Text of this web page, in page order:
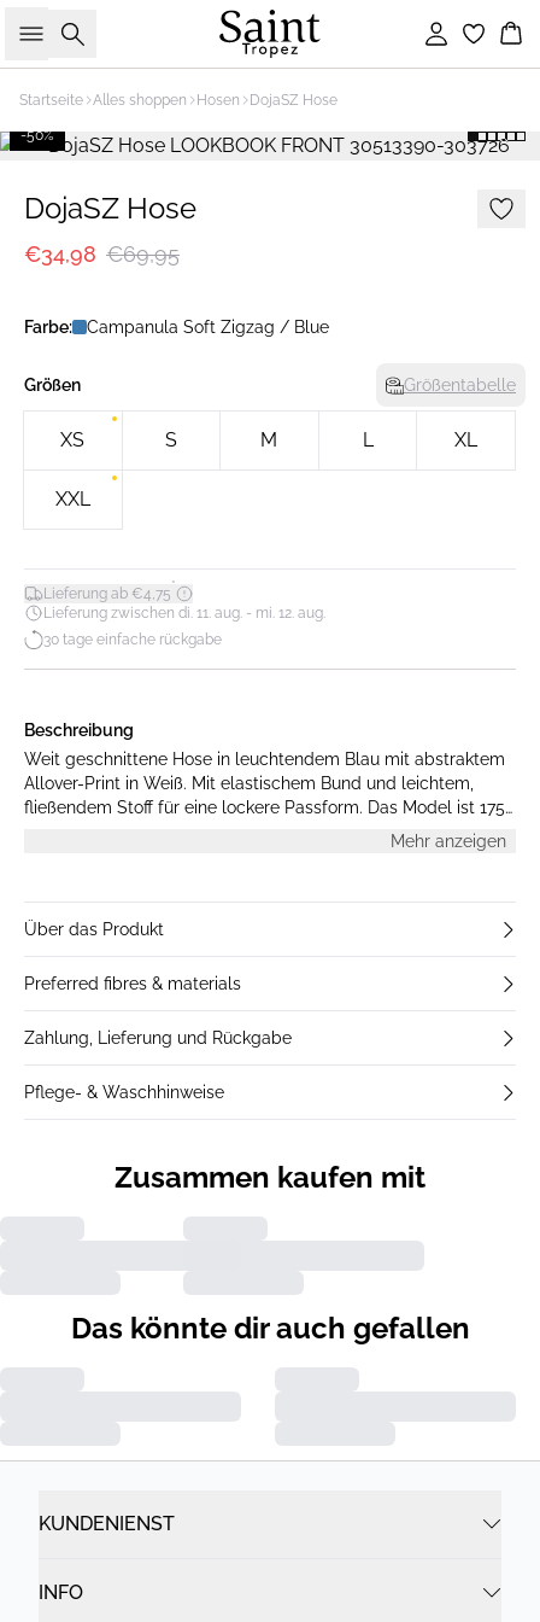
Suche Einloggen
Startseite Alles shoppen Hosen DojaSZ Hose
-50%
DojaSZ Hose
€34,98 €69,95
Farbe: Campanula Soft Zigzag / Blue
Größen Größentabelle
XS S M L XL
XXL
Lieferung ab €4,75*
Lieferung zwischen di. 11. aug. - mi. 12. aug.
30 tage einfache rückgabe
Beschreibung
Weit geschnittene Hose in leuchtendem Blau mit abstraktem
Allover-Print in Weiß. Mit elastischem Bund und leichtem,
fließendem Stoff für eine lockere Passform. Das Model ist 175
Mehr anzeigen
Über das Produkt
Preferred fibres & materials
Zahlung, Lieferung und Rückgabe
Pflege- & Waschhinweise
Zusammen kaufen mit
Das könnte dir auch gefallen
KUNDENIENST
INFO